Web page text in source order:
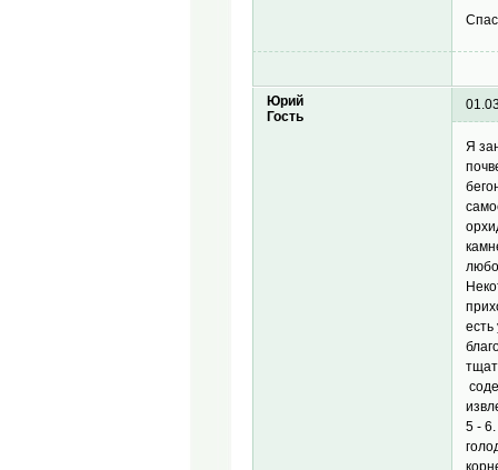
Юрий
Гость
Я
5 -